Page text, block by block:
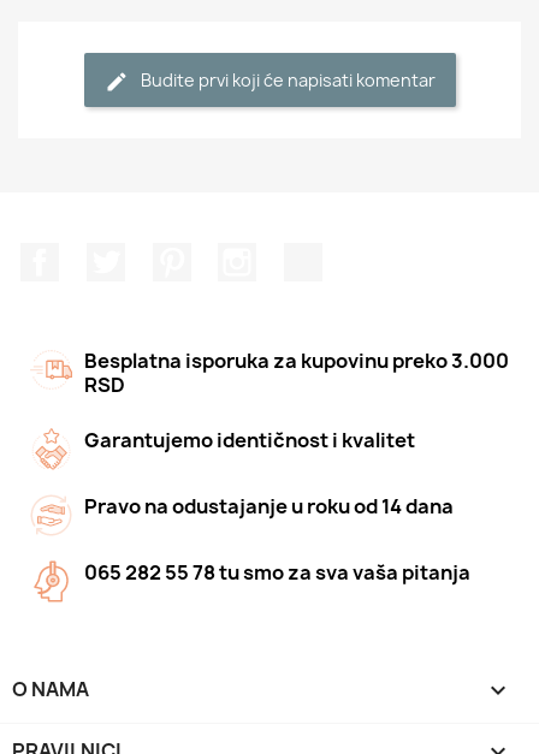
Budite prvi koji će napisati komentar
Besplatna isporuka za kupovinu preko 3.000
RSD
Garantujemo identičnost i kvalitet
Pravo na odustajanje u roku od 14 dana
065 282 55 78 tu smo za sva vaša pitanja
O NAMA 